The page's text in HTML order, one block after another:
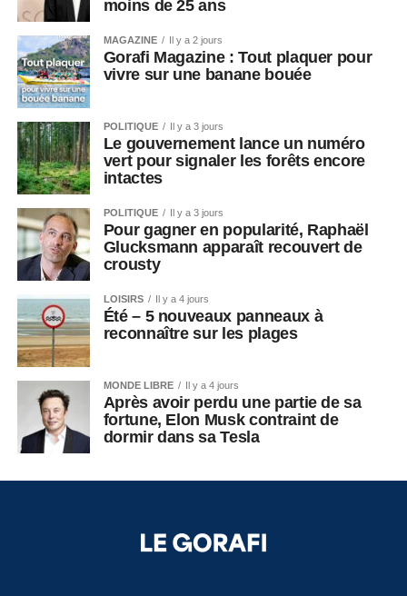
moins de 25 ans
MAGAZINE Il y a 2 jours
Gorafi Magazine : Tout plaquer pour
vivre sur une banane bouée
POLITIQUE Il y a 3 jours
Le gouvernement lance un numéro
vert pour signaler les forêts encore
intactes
POLITIQUE Il y a 3 jours
Pour gagner en popularité, Raphaël
Glucksmann apparaît recouvert de
crousty
LOISIRS Il y a 4 jours
Été – 5 nouveaux panneaux à
reconnaître sur les plages
MONDE LIBRE Il y a 4 jours
Après avoir perdu une partie de sa
fortune, Elon Musk contraint de
dormir dans sa Tesla